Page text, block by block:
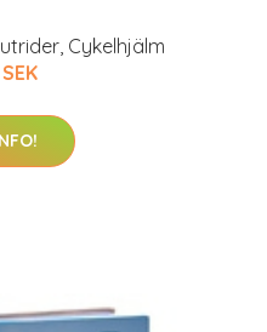
Cykelhjälm